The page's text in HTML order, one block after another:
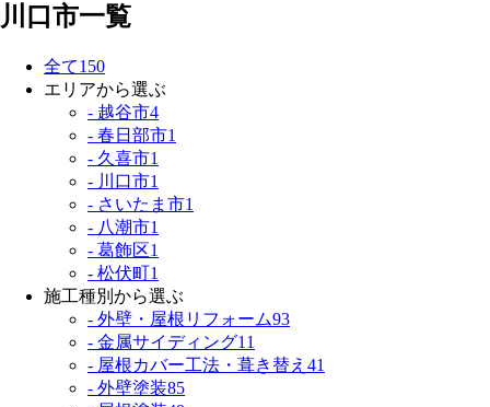
川口市一覧
全て150
エリアから選ぶ
- 越谷市4
- 春日部市1
- 久喜市1
- 川口市1
- さいたま市1
- 八潮市1
- 葛飾区1
- 松伏町1
施工種別から選ぶ
- 外壁・屋根リフォーム93
- 金属サイディング11
- 屋根カバー工法・葺き替え 41
- 外壁塗装85